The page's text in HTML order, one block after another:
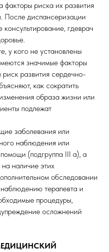
факторы риска их развития
После диспансеризации
гдеврач
у кого не установлены
значимые факторы
развития сердечно-
как сократить
образа жизни или
подлежат
заболевания или
наблюдения или
(подгруппа III а), а
наличие этих
обследовании
терапевта и
процедуры,
осложнений